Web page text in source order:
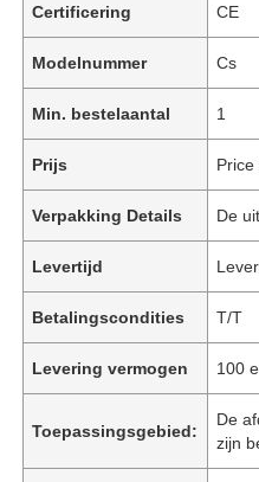
Certificering CE
Modelnummer Cs
Min. bestelaantal 1
Prijs
Verpakking Details De
Levertijd
Betalingscondities T/T
Levering vermogen 100
Toepassingsgebied:
De
zijn